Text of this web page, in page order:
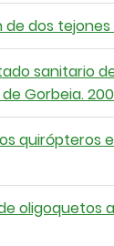
dos tejones
sanitario
Gorbeia.
quirópteros